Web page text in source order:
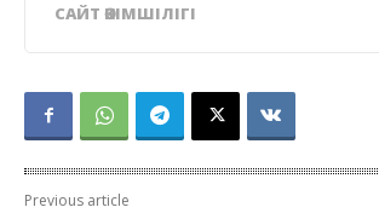
САЙТ ӘКІМШІЛІГІ
Previous article